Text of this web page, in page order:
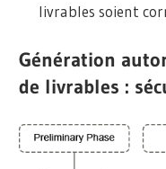
livrables soient
Génération
de livrables :